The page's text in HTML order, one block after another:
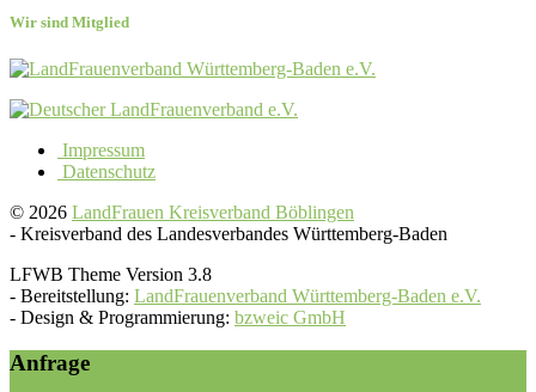
Wir sind Mitglied
Impressum
Datenschutz
© 2026 LandFrauen Kreisverband Böblingen
- Kreisverband des Landesverbandes Württemberg-Baden
LFWB Theme Version 3.8
- Bereitstellung: LandFrauenverband Württemberg-Baden e.V.
- Design & Programmierung: bzweic GmbH
Anfrage